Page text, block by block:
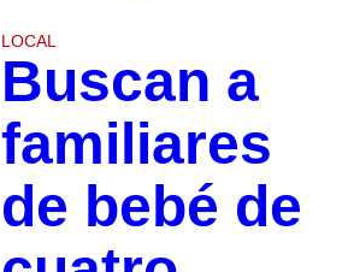
LOCAL
Buscan a
familiares
de bebé de